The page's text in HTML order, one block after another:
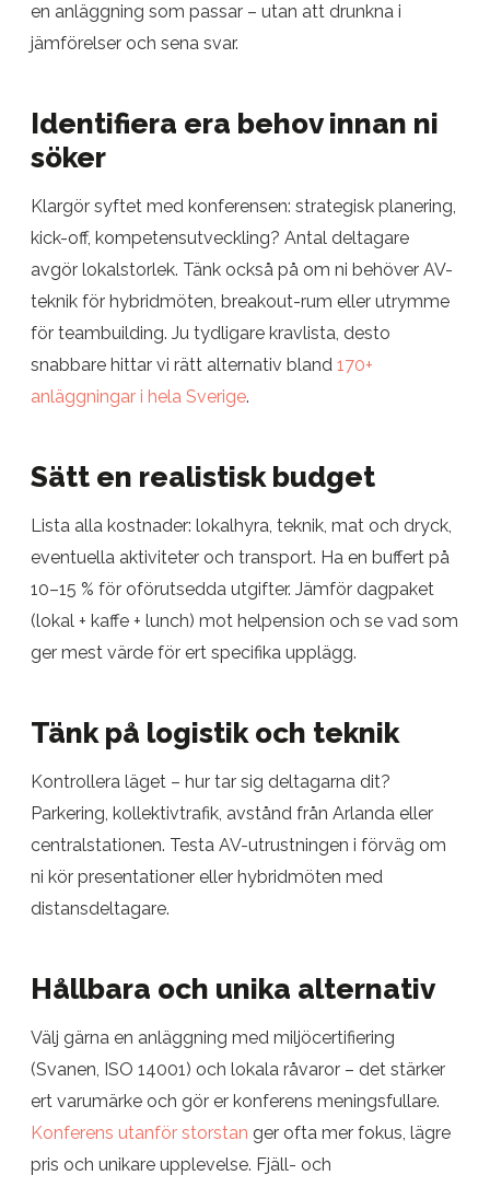
en anläggning som passar – utan att drunkna i
jämförelser och sena svar.
Identifiera era behov innan ni
söker
Klargör syftet med konferensen: strategisk planering,
kick-off, kompetensutveckling? Antal deltagare
avgör lokalstorlek. Tänk också på om ni behöver AV-
teknik för hybridmöten, breakout-rum eller utrymme
för teambuilding. Ju tydligare kravlista, desto
snabbare hittar vi rätt alternativ bland 170+
anläggningar i hela Sverige.
Sätt en realistisk budget
Lista alla kostnader: lokalhyra, teknik, mat och dryck,
eventuella aktiviteter och transport. Ha en buffert på
10–15 % för oförutsedda utgifter. Jämför dagpaket
(lokal + kaffe + lunch) mot helpension och se vad som
ger mest värde för ert specifika upplägg.
Tänk på logistik och teknik
Kontrollera läget – hur tar sig deltagarna dit?
Parkering, kollektivtrafik, avstånd från Arlanda eller
centralstationen. Testa AV-utrustningen i förväg om
ni kör presentationer eller hybridmöten med
distansdeltagare.
Hållbara och unika alternativ
Välj gärna en anläggning med miljöcertifiering
(Svanen, ISO 14001) och lokala råvaror – det stärker
ert varumärke och gör er konferens meningsfullare.
Konferens utanför storstan ger ofta mer fokus, lägre
pris och unikare upplevelse. Fjäll- och